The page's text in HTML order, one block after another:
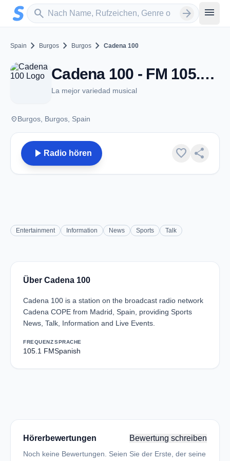
Zum Hauptinhalt springen
search
Sender suchen arrow_forward menu
Spain chevron_right Burgos chevron_right Burgos chevron_right Cadena 100
Cadena 100 - FM 105.1 - Burgos
La mejor variedad musical
placeBurgos, Burgos, Spain
play_arrow Radio hören favorite share
Entertainment Information News Sports Talk
Über Cadena 100
Cadena 100 is a station on the broadcast radio network
Cadena COPE from Madrid, Spain, providing Sports
News, Talk, Information and Live Events.
FREQUENZ
105.1 FM
SPRACHE
Spanish
Hörerbewertungen Bewertung schreiben
Noch keine Bewertungen. Seien Sie der Erste, der seine